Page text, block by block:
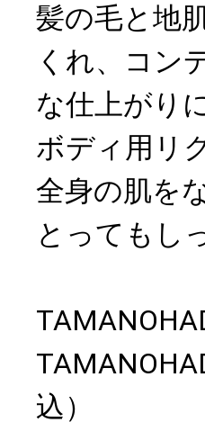
髪の毛と地
くれ、コン
な仕上がり
ボディ用リ
全身の肌を
とってもし
込）